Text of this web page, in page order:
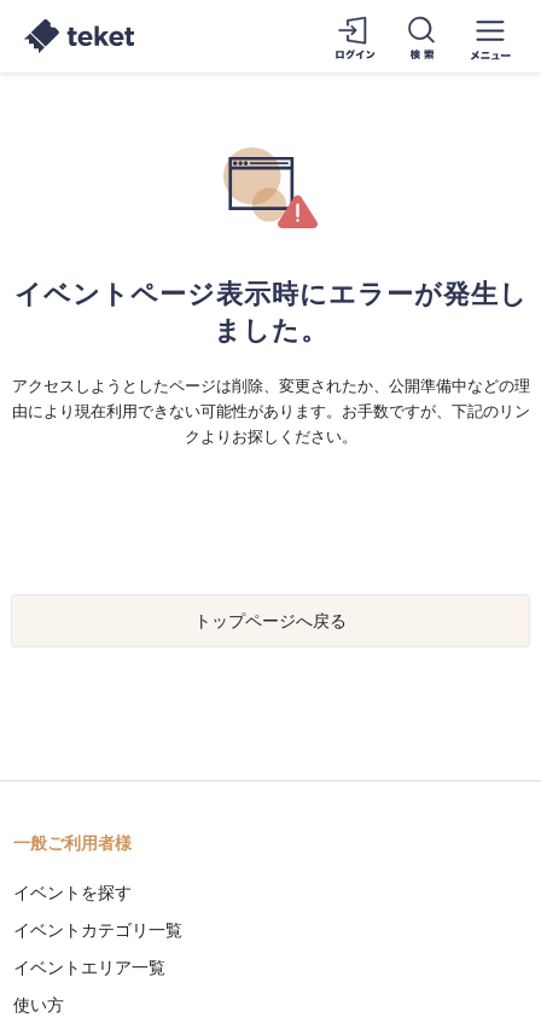
イベントページ表示時にエラーが発生し
ました。
アクセスしようとしたページは削除、変更されたか、公開準備中などの理
由により現在利用できない可能性があります。お手数ですが、下記のリン
クよりお探しください。
トップページへ戻る
一般ご利用者様
イベントを探す
イベントカテゴリ一覧
イベントエリア一覧
使い方